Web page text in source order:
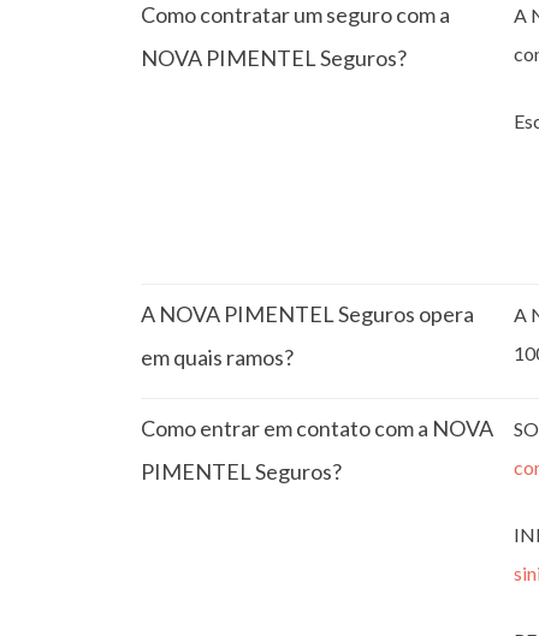
Como contratar um seguro com a
NOVA PIMENTEL Seguros?
A
A NOVA PIMENTEL Seguros opera
em quais ramos?
A
Como entrar em contato com a NOVA
PIMENTEL Seguros?